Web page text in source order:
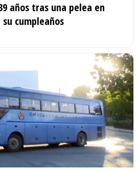
años tras una pelea en
cumpleaños